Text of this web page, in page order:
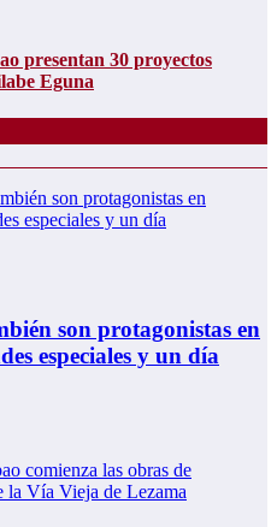
presentan 30 proyectos
Eguna
son protagonistas en
especiales y un día